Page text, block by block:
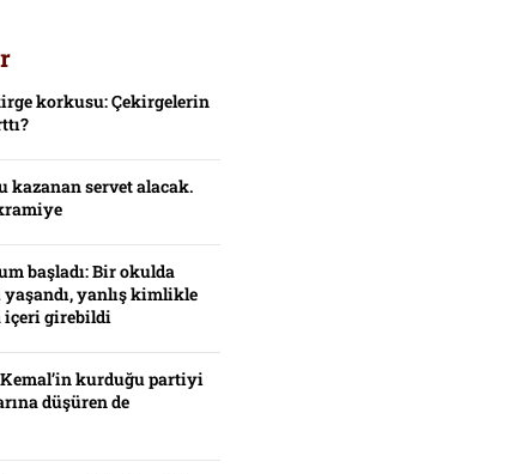
korkusu: Çekirgelerin
kazanan servet alacak.
başladı: Bir okulda
yanlış kimlikle
içeri girebildi
kurduğu partiyi
düşüren de